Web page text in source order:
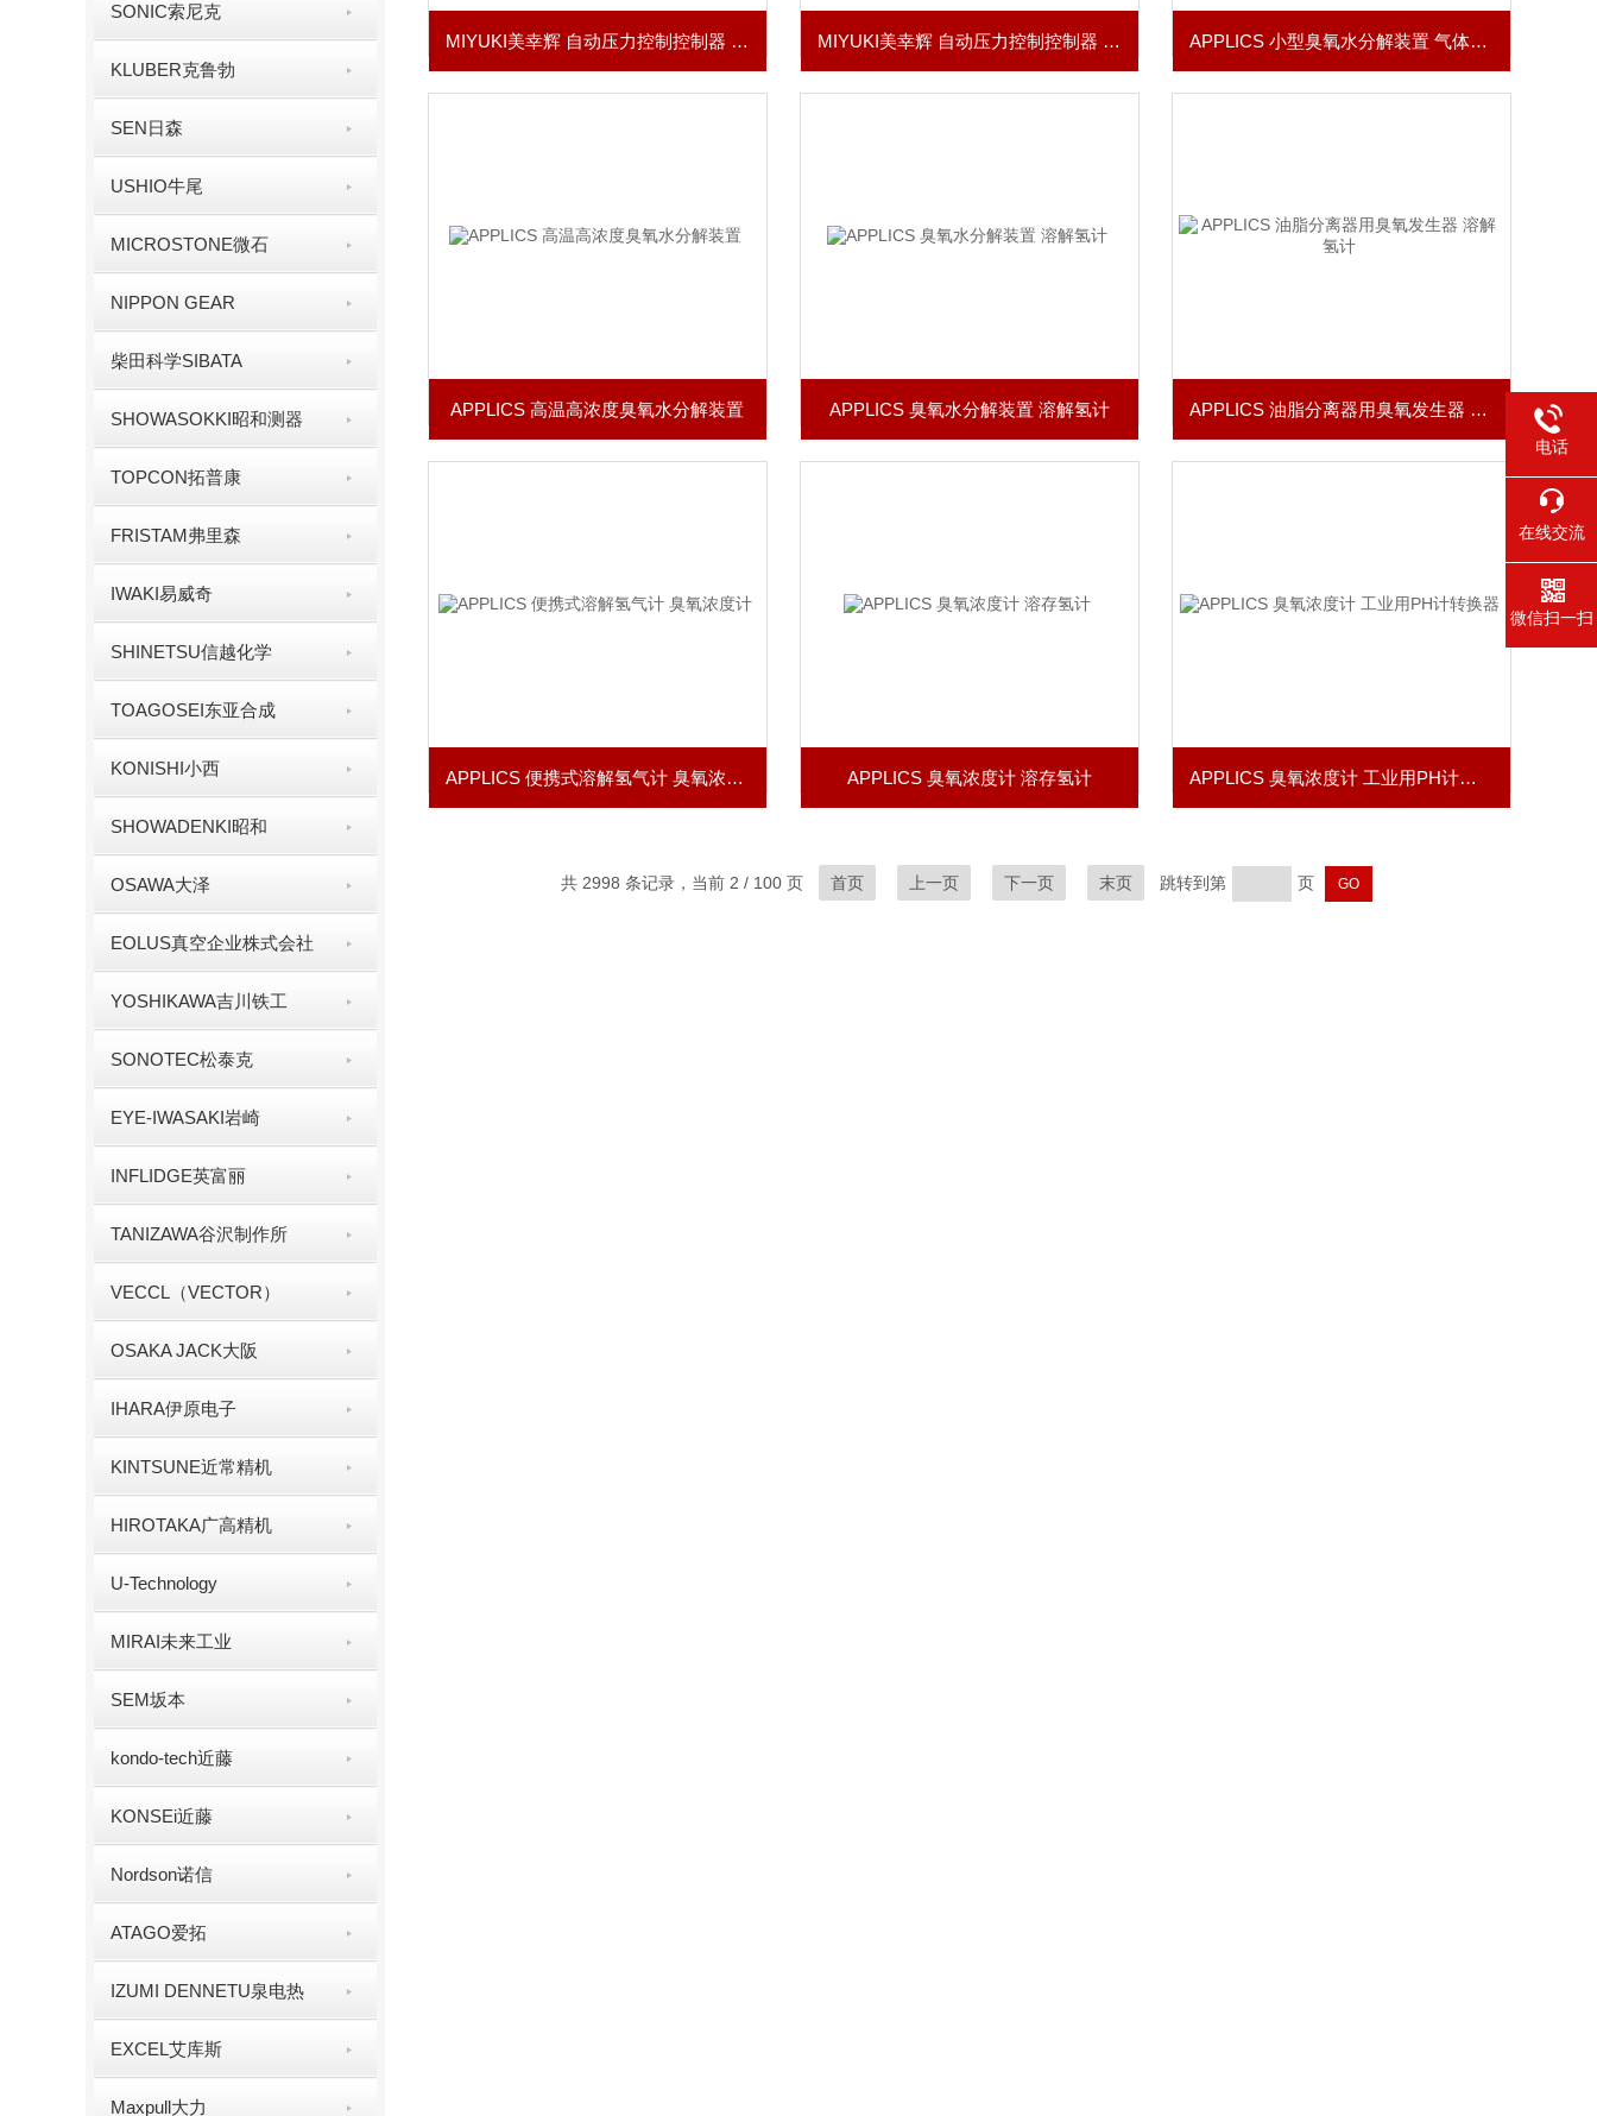
SONIC索尼克
KLUBER克鲁勃
SEN日森
USHIO牛尾
MICROSTONE微石
NIPPON GEAR
柴田科学SIBATA
SHOWASOKKI昭和测器
TOPCON拓普康
FRISTAM弗里森
IWAKI易威奇
SHINETSU信越化学
TOAGOSEI东亚合成
KONISHI小西
SHOWADENKI昭和
OSAWA大泽
EOLUS真空企业株式会社
YOSHIKAWA吉川铁工
SONOTEC松泰克
EYE-IWASAKI岩崎
INFLIDGE英富丽
TANIZAWA谷沢制作所
VECCL（VECTOR）
OSAKA JACK大阪
IHARA伊原电子
KINTSUNE近常精机
HIROTAKA广高精机
U-Technology
MIRAI未来工业
SEM坂本
kondo-tech近藤
KONSEi近藤
Nordson诺信
ATAGO爱拓
IZUMI DENNETU泉电热
EXCEL艾库斯
Maxpull大力
MIYUKI美幸辉 自动压力控制控制器 真空碟阀 MIYUKI美幸辉 自动压力控制控制器 真空碟阀 APPLICS 小型臭氧水分解装置 气体浓度计
APPLICS 高温高浓度臭氧水分解装置 APPLICS 臭氧水分解装置 溶解氢计 APPLICS 油脂分离器用臭氧发生器 溶解氢计
APPLICS 便携式溶解氢气计 臭氧浓度计 APPLICS 臭氧浓度计 溶存氢计 APPLICS 臭氧浓度计 工业用PH计转换器
共 2998 条记录，当前 2 / 100 页 首页 上一页 下一页 末页 跳转到第 页
电话
在线交流
微信扫一扫